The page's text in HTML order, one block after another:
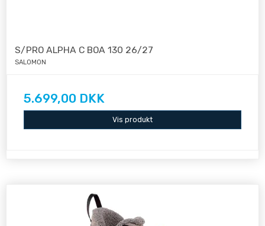
S/PRO ALPHA C BOA 130 26/27
SALOMON
5.699,00 DKK
Vis produkt